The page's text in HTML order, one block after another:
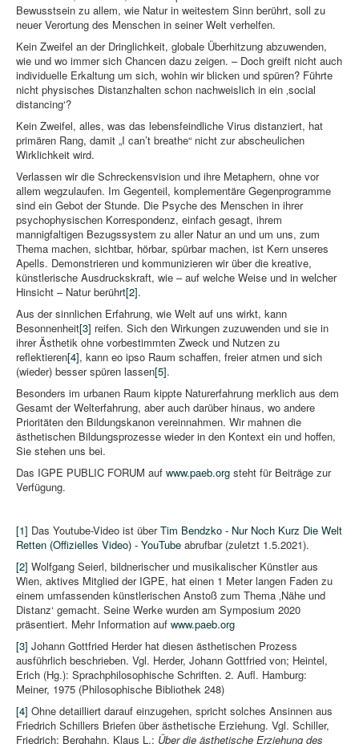
Bewusstsein zu allem, wie Natur in weitestem Sinn berührt, soll zu
neuer Verortung des Menschen in seiner Welt verhelfen.
Kein Zweifel an der Dringlichkeit, globale Überhitzung abzuwenden,
wie und wo immer sich Chancen dazu zeigen. – Doch greift nicht auch
individuelle Erkaltung um sich, wohin wir blicken und spüren? Führte
nicht physisches Distanzhalten schon nachweislich in ein ‚social
distancing‘?
Kein Zweifel, alles, was das lebensfeindliche Virus distanziert, hat
primären Rang, damit „I can’t breathe“ nicht zur abscheulichen
Wirklichkeit wird.
Verlassen wir die Schreckensvision und ihre Metaphern, ohne vor
allem wegzulaufen. Im Gegenteil, komplementäre Gegenprogramme
sind ein Gebot der Stunde. Die Psyche des Menschen in ihrer
psychophysischen Korrespondenz, einfach gesagt, ihrem
mannigfaltigen Bezugssystem zu aller Natur an und um uns, zum
Thema machen, sichtbar, hörbar, spürbar machen, ist Kern unseres
Apells. Demonstrieren und kommunizieren wir über die kreative,
künstlerische Ausdruckskraft, wie – auf welche Weise und in welcher
Hinsicht – Natur berührt[2].
Aus der sinnlichen Erfahrung, wie Welt auf uns wirkt, kann
Besonnenheit[3] reifen. Sich den Wirkungen zuzuwenden und sie in
ihrer Ästhetik ohne vorbestimmten Zweck und Nutzen zu
reflektieren[4], kann eo ipso Raum schaffen, freier atmen und sich
(wieder) besser spüren lassen[5].
Besonders im urbanen Raum kippte Naturerfahrung merklich aus dem
Gesamt der Welterfahrung, aber auch darüber hinaus, wo andere
Prioritäten den Bildungskanon vereinnahmen. Wir mahnen die
ästhetischen Bildungsprozesse wieder in den Kontext ein und hoffen,
Sie stehen uns bei.
Das IGPE PUBLIC FORUM auf www.paeb.org steht für Beiträge zur
Verfügung.
[1] Das Youtube-Video ist überTim Bendzko - Nur Noch Kurz Die Welt
Retten (Offizielles Video) - YouTube abrufbar (zuletzt 1.5.2021).
[2] Wolfgang Seierl, bildnerischer und musikalischer Künstler aus
Wien, aktives Mitglied der IGPE, hat einen 1 Meter langen Faden zu
einem umfassenden künstlerischen Anstoß zum Thema ‚Nähe und
Distanz‘ gemacht. Seine Werke wurden am Symposium 2020
präsentiert. Mehr Information auf www.paeb.org
[3] Johann Gottfried Herder hat diesen ästhetischen Prozess
ausführlich beschrieben. Vgl. Herder, Johann Gottfried von; Heintel,
Erich (Hg.): Sprachphilosophische Schriften. 2. Aufl. Hamburg:
Meiner, 1975 (Philosophische Bibliothek 248)
[4] Ohne detailliert darauf einzugehen, spricht solches Ansinnen aus
Friedrich Schillers Briefen über ästhetische Erziehung. Vgl. Schiller,
Friedrich; Berghahn, Klaus L.: Über die ästhetische Erziehung des